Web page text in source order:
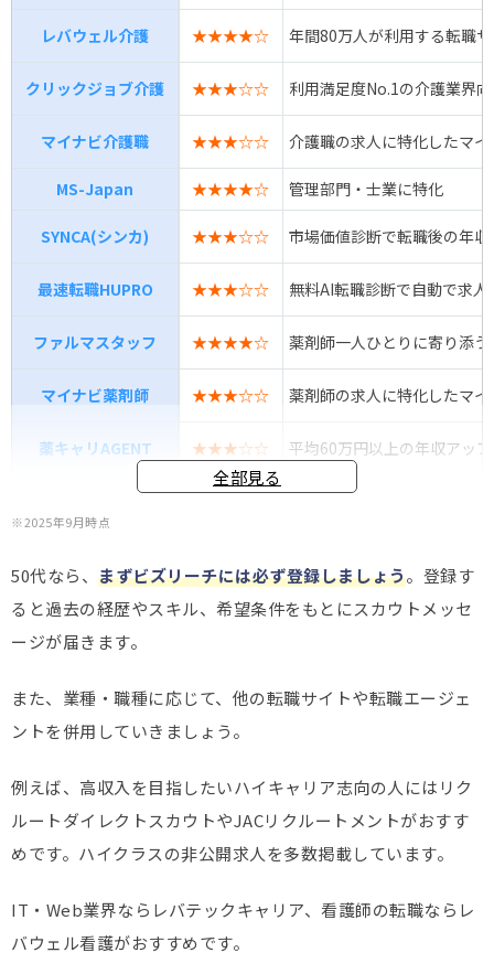
レバウェル介護 ★★★★☆ 年間80万人が利用する転職
クリックジョブ介護 ★★★☆☆ 利用満足度No.1の介護業界
マイナビ介護職 ★★★☆☆ 介護職の求人に特化したマ
MS-Japan ★★★★☆ 管理部門・士業に特化
SYNCA(シンカ) ★★★☆☆ 市場価値診断で転職後の年
最速転職HUPRO ★★★☆☆ 無料AI転職診断で自動で求人
ファルマスタッフ ★★★★☆ 薬剤師一人ひとりに寄り添
マイナビ薬剤師 ★★★☆☆ 薬剤師の求人に特化したマ
薬キャリAGENT ★★★☆☆ 平均60万円以上の年収アッ
全部見る
※2025年9月時点
50代なら、 まずビズリーチには必ず登録しましょう。登録す
ると過去の経歴やスキル、希望条件をもとにスカウトメッセ
ージが届きます。
また、業種・職種に応じて、他の転職サイトや転職エージェ
ントを併用していきましょう。
例えば、高収入を目指したいハイキャリア志向の人にはリク
ルートダイレクトスカウトやJACリクルートメントがおすす
めです。ハイクラスの非公開求人を多数掲載しています。
IT・Web業界ならレバテックキャリア、看護師の転職ならレ
バウェル看護がおすすめです。